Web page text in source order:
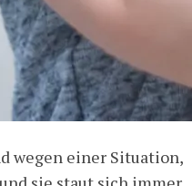
wegen einer Situation,